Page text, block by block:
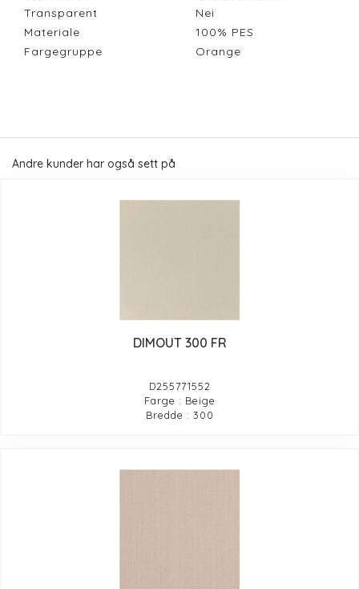
Transparent
Nei
Materiale
100% PES
Fargegruppe
Orange
Andre kunder har også sett på
DIMOUT 300 FR
D255771552
Farge : Beige
Bredde : 300